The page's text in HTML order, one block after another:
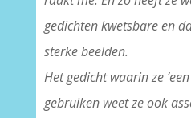
gedichten kwetsbare en
sterke beelden.
Het gedicht waarin ze
gebruiken weet ze ook